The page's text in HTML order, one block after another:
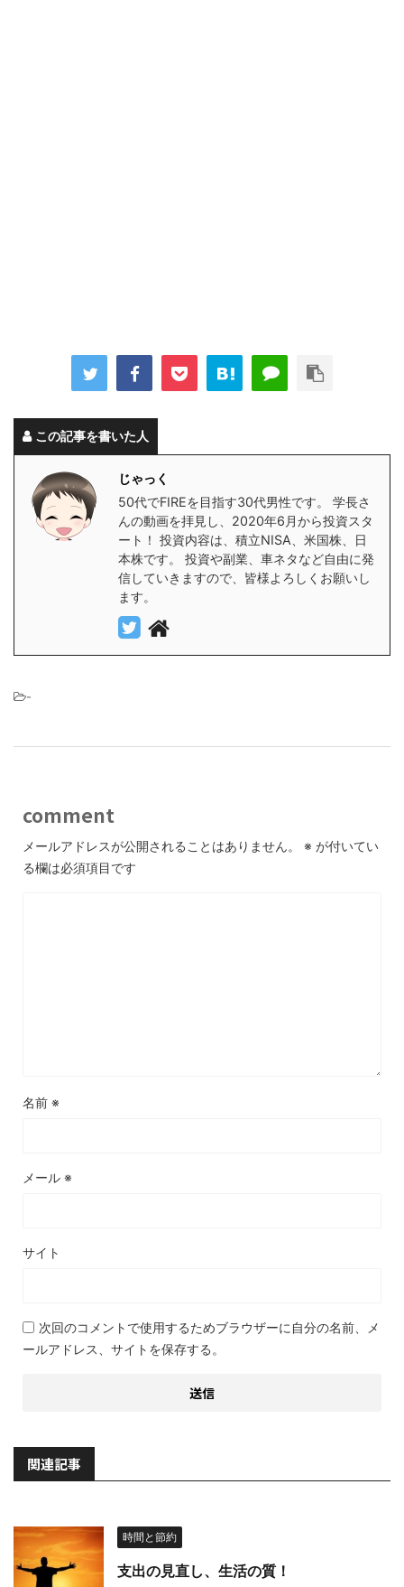
この記事を書いた人
じゃっく
50代でFIREを目指す30代男性です。 学長さ
んの動画を拝見し、2020年6月から投資スタ
ート！ 投資内容は、積立NISA、米国株、日
本株です。 投資や副業、車ネタなど自由に発
信していきますので、皆様よろしくお願いし
ます。
-
comment
メールアドレスが公開されることはありません。 ※ が付いてい
る欄は必須項目です
名前 ※
メール ※
サイト
次回のコメントで使用するためブラウザーに自分の名前、メ
ールアドレス、サイトを保存する。
関連記事
時間と節約
支出の見直し、生活の質！